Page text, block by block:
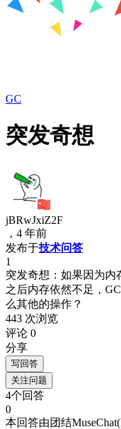
GC
突发奇想
jBRwJxiZ2F
，4 年前
发布于技术问答
1
突发奇想：如果因为内
之后内存依然不足，
么其他的操作？
443 次浏览
评论 0
分享
写回答
关注问题
4个回答
0
本回答由团结